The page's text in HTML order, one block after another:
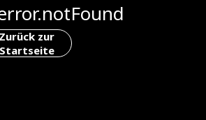
Zurück zur
Startseite